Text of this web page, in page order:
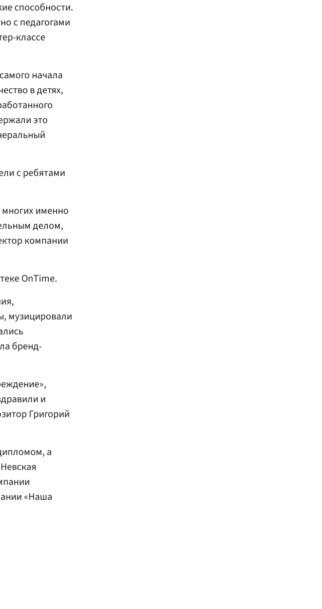
способности.
с педагогами
классе
начала
в детях,
это
с ребятами
именно
делом,
компании
OnTime.
музицировали
бренд-
и
Григорий
а
«Наша